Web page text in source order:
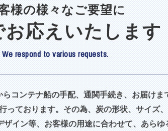
様の様々なご要望に
お応えいたします
We respond to various requests.
らコンテナ船の手配、通関手続き、お届けま
っております。その為、炭の形状、サイズ、
ザイン等、お客様の用途に合わせて、あらゆ